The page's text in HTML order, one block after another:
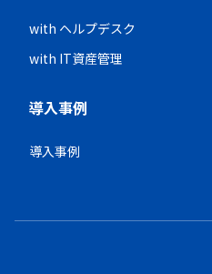
with ヘルプデスク
with IT資産管理
導入事例
導入事例